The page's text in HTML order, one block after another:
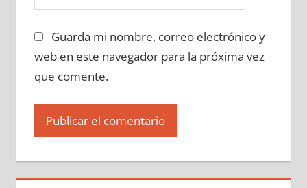
Guarda mi nombre, correo electrónico y
web en este navegador para la próxima vez
que comente.